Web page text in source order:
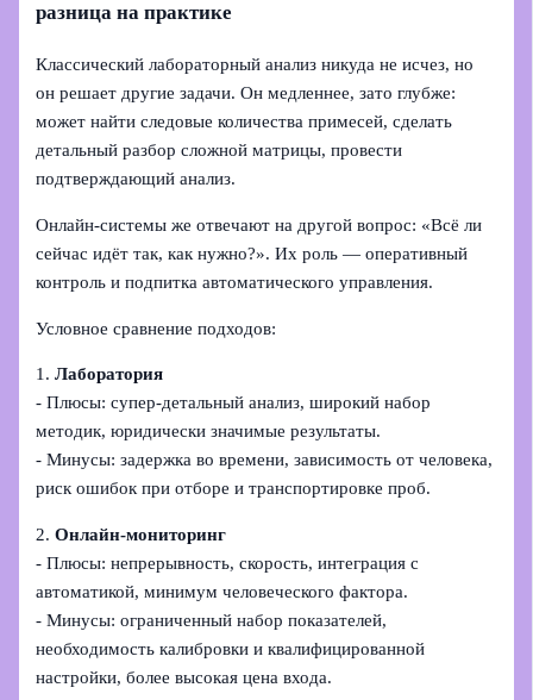
разница на практике
Классический лабораторный анализ никуда не исчез, но
он решает другие задачи. Он медленнее, зато глубже:
может найти следовые количества примесей, сделать
детальный разбор сложной матрицы, провести
подтверждающий анализ.
Онлайн‑системы же отвечают на другой вопрос: «Всё ли
сейчас идёт так, как нужно?». Их роль — оперативный
контроль и подпитка автоматического управления.
Условное сравнение подходов:
1.Лаборатория
- Плюсы: супер‑детальный анализ, широкий набор
методик, юридически значимые результаты.
- Минусы: задержка во времени, зависимость от человека,
риск ошибок при отборе и транспортировке проб.
2.Онлайн‑мониторинг
- Плюсы: непрерывность, скорость, интеграция с
автоматикой, минимум человеческого фактора.
- Минусы: ограниченный набор показателей,
необходимость калибровки и квалифицированной
настройки, более высокая цена входа.